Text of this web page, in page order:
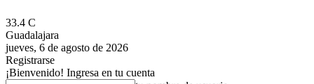
33.4 C
Guadalajara
jueves, 6 de agosto de 2026
Registrarse
¡Bienvenido! Ingresa en tu cuenta